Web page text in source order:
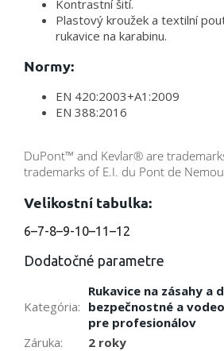
Kontrastní šití.
Plastový kroužek a textilní
rukavice na karabinu.
Normy:
EN 420:2003+A1:2009
EN 388:2016
DuPont™ and Kevlar® are
trademarks of E.I. du Pont de
Velikostní tabulka:
6–7-8–9-10–11–12
Dodatočné parametre
Kategória:
Rukavice na zásahy a
bezpečnostné a
pre profesionálov
Záruka:
2 roky